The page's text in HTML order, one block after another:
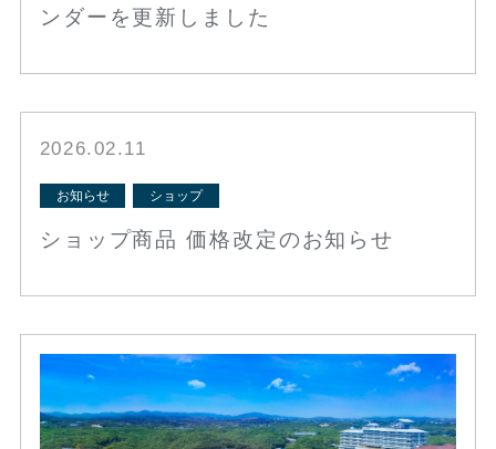
ンダーを更新しました
2026.02.11
お知らせ ショップ
ショップ商品 価格改定のお知らせ